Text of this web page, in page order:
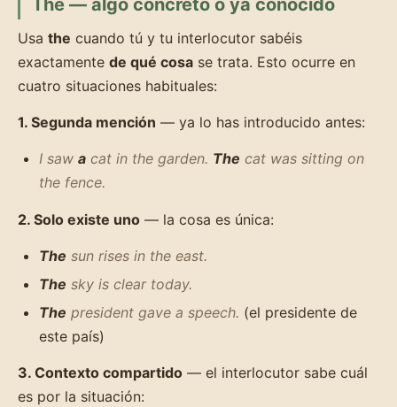
Usa the cuando tú y tu interlocutor sabéis
exactamente de qué cosa se trata. Esto ocurre en
cuatro situaciones habituales:
1. Segunda mención — ya lo has introducido antes:
I saw a cat in the garden. The cat was sitting on
the fence.
2. Solo existe uno — la cosa es única:
The sun rises in the east.
The sky is clear today.
The president gave a speech. (el presidente de
este país)
3. Contexto compartido — el interlocutor sabe cuál
es por la situación: